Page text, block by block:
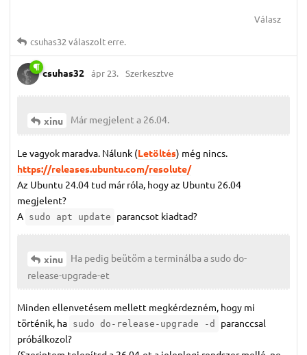
Válasz
csuhas32 válaszolt erre.
csuhas32 ápr 23. Szerkesztve
xinu Már megjelent a 26.04.
Le vagyok maradva. Nálunk (Letöltés) még nincs.
https://releases.ubuntu.com/resolute/
Az Ubuntu 24.04 tud már róla, hogy az Ubuntu 26.04
megjelent?
A sudo apt update parancsot kiadtad?
xinu
Ha pedig beütöm a terminálba a sudo do-
release-upgrade-et
Minden ellenvetésem mellett megkérdezném, hogy mi
történik, ha sudo do-release-upgrade -d
paranccsal
próbálkozol?